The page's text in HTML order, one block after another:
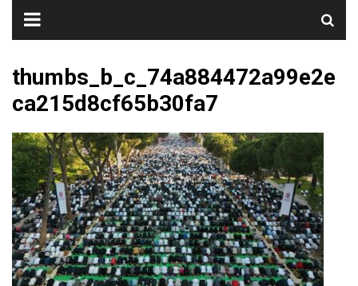
thumbs_b_c_74a884472a99e2e
ca215d8cf65b30fa7